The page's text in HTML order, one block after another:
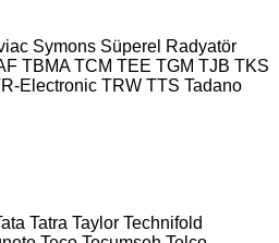
Symons Süperel Radyatör
TBMA TCM TEE TGM TJB TKS
Electronic TRW TTS Tadano
Tatra Taylor Technifold